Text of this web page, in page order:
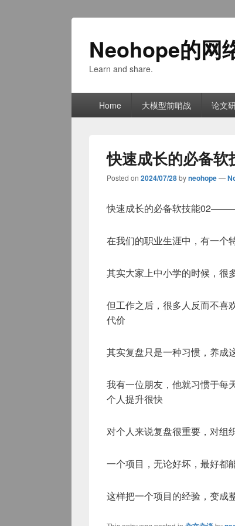
Neohope的网
Learn and share.
Home 大模型前哨战 论文
快速成长的必备软
Posted on 2024/07/28byneohope—
快速成长的必备软技能
在我们的职业生涯中，有一个
其实大家上中小学的时候，很
但工作之后，很多人反而不喜
代价
其实复盘只是一种习惯，养成
我有一位朋友，他就习惯于每
个人提升很快
对个人来说复盘很重要，对组
一个项目，无论好坏，最好都
这样把一个项目的经验，变成